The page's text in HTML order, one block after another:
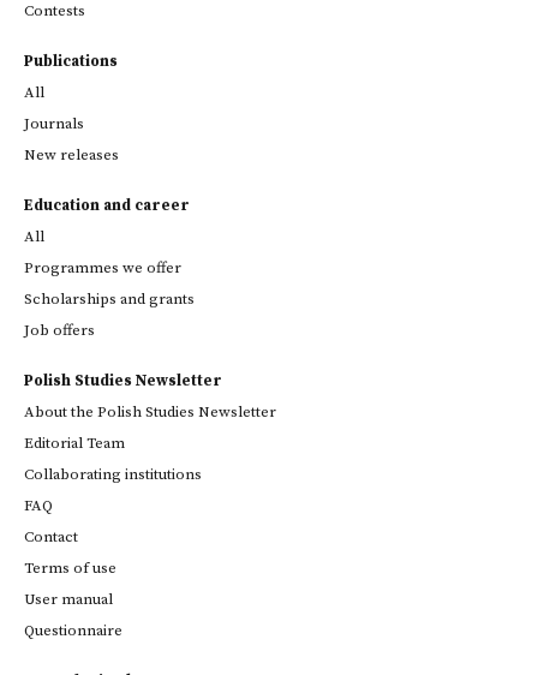
Contests
Publications
All
Journals
New releases
Education and career
All
Programmes we offer
Scholarships and grants
Job offers
Polish Studies Newsletter
About the Polish Studies Newsletter
Editorial Team
Collaborating institutions
FAQ
Contact
Terms of use
User manual
Questionnaire